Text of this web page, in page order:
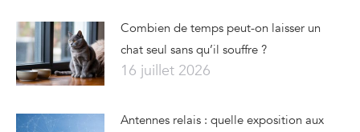
Combien de temps peut-on laisser un
chat seul sans qu’il souffre ?
16 juillet 2026
Antennes relais : quelle exposition aux